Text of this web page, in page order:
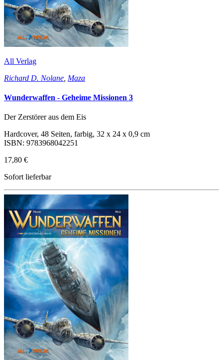
All Verlag
Richard D. Nolane Maza
Wunderwaffen - Geheime Missionen 3
Der Zerstörer aus dem Eis
Hardcover, 48 Seiten, farbig, 32 x 24 x 0,9 cm
ISBN: 9783968042251
17,80 €
Sofort lieferbar